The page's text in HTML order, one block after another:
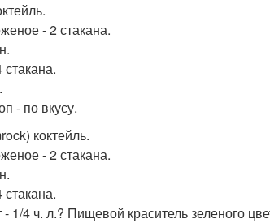
- 2 стакана.
- по вкусу.
коктейль.
- 2 стакана.
1/4 ч. л.? Пищевой краситель зеленого